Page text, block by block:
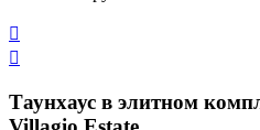


Таунхаус в элитном